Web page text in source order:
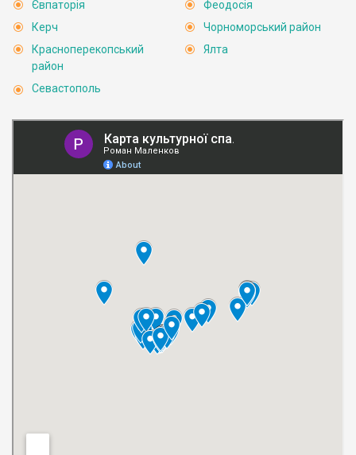
Євпаторія
Керч
Красноперекопський
район
Севастополь
Феодосія
Чорноморський район
Ялта